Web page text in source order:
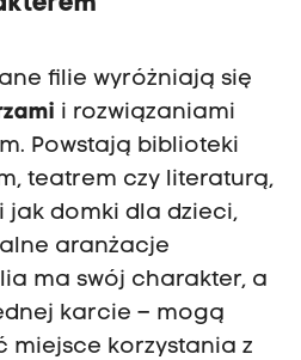
filie wyróżniają się
i rozwiązaniami
Powstają biblioteki
teatrem czy literaturą,
jak domki dla dzieci,
aranżacje
ma swój charakter, a
karcie – mogą
miejsce korzystania z